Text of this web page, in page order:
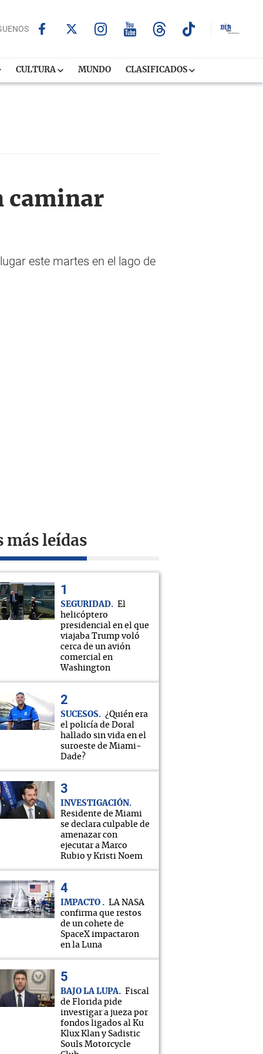
CULTURA MUNDO CLASIFICADOS
caminar
este martes en el lago de
más leídas
SEGURIDAD
El
helicóptero
presidencial en el que
viajaba Trump voló
cerca de un avión
comercial en
Washington
SUCESOS
¿Quién era
el policía de Doral
hallado sin vida en el
suroeste de Miami-
Dade?
INVESTIGACIÓN
Residente de Miami
se declara culpable de
amenazar con
ejecutar a Marco
Rubio y Kristi Noem
IMPACTO
LA NASA
confirma que restos
de un cohete de
SpaceX impactaron
en la Luna
BAJO LA LUPA
Fiscal
de Florida pide
investigar a jueza por
fondos ligados al Ku
Klux Klan y Sadistic
Souls Motorcycle